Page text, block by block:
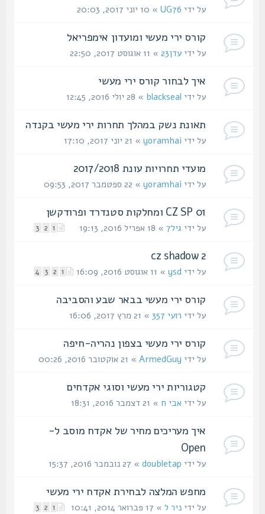
על ידיUG76» 10 יוני 2017, 20:03
קורס ירי מעשי ומועדון אימפריאל
על ידיעדן23 » 11 אוגוסט 2017, 22:50
איך לבחור קורס ירי מעשי
על ידיblackseal» 28 יולי 2016, 12:45
תאונת נשק במהלך תחרות ירי מעשי בקנדה
על ידיyoramhai» 21 יוני 2017, 17:10
מועדי תחרויות עונת 2017/2018
על ידיyoramhai» 22 ספטמבר 2017, 09:53
CZ SP 01 ומחלקות סטנדרד ופרודקשן
2
3 על ידיגיל7 » 18 אפריל 2016, 19:13
cz shadow 2
1
2
3
4 על ידיysd» 11 אוגוסט 2016, 16:09
קורס ירי מעשי בבאר שבע והסביבה
על ידירועי 357 » 21 מרץ 2017, 16:06
קורס ירי מעשי בצפון נהריה-חיפה
על ידיArmedGuy» 21 אוקטובר 2016, 00:26
קטגוריות ירי מעשי וסוגי אקדחים
על ידיאבי ח» 21 דצמבר 2016, 18:31
איך מעריכים מחיר של אקדח מוסב ל-
Open
על ידיdoubletap» 27 נובמבר 2016, 15:37
מחפש המלצה לבחירת אקדח ירי מעשי
1
2
3 על ידיניר ל » 17 פברואר 2014, 10:41